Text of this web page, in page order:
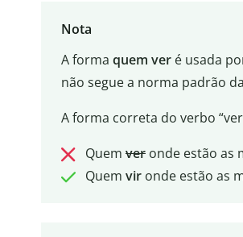
Nota
A forma quem veré usada
não segue a norma padrão
A forma correta do verbo
Quem veronde estão as
Quem vironde estão as